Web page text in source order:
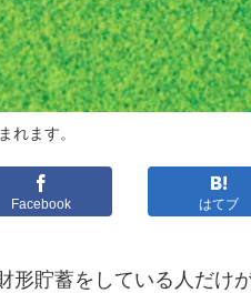
れます。
Facebook はてブ
形貯蓄をしている人だ